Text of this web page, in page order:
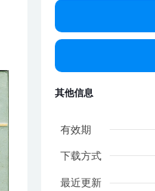
其他信息
有效期
下载方式
最近更新